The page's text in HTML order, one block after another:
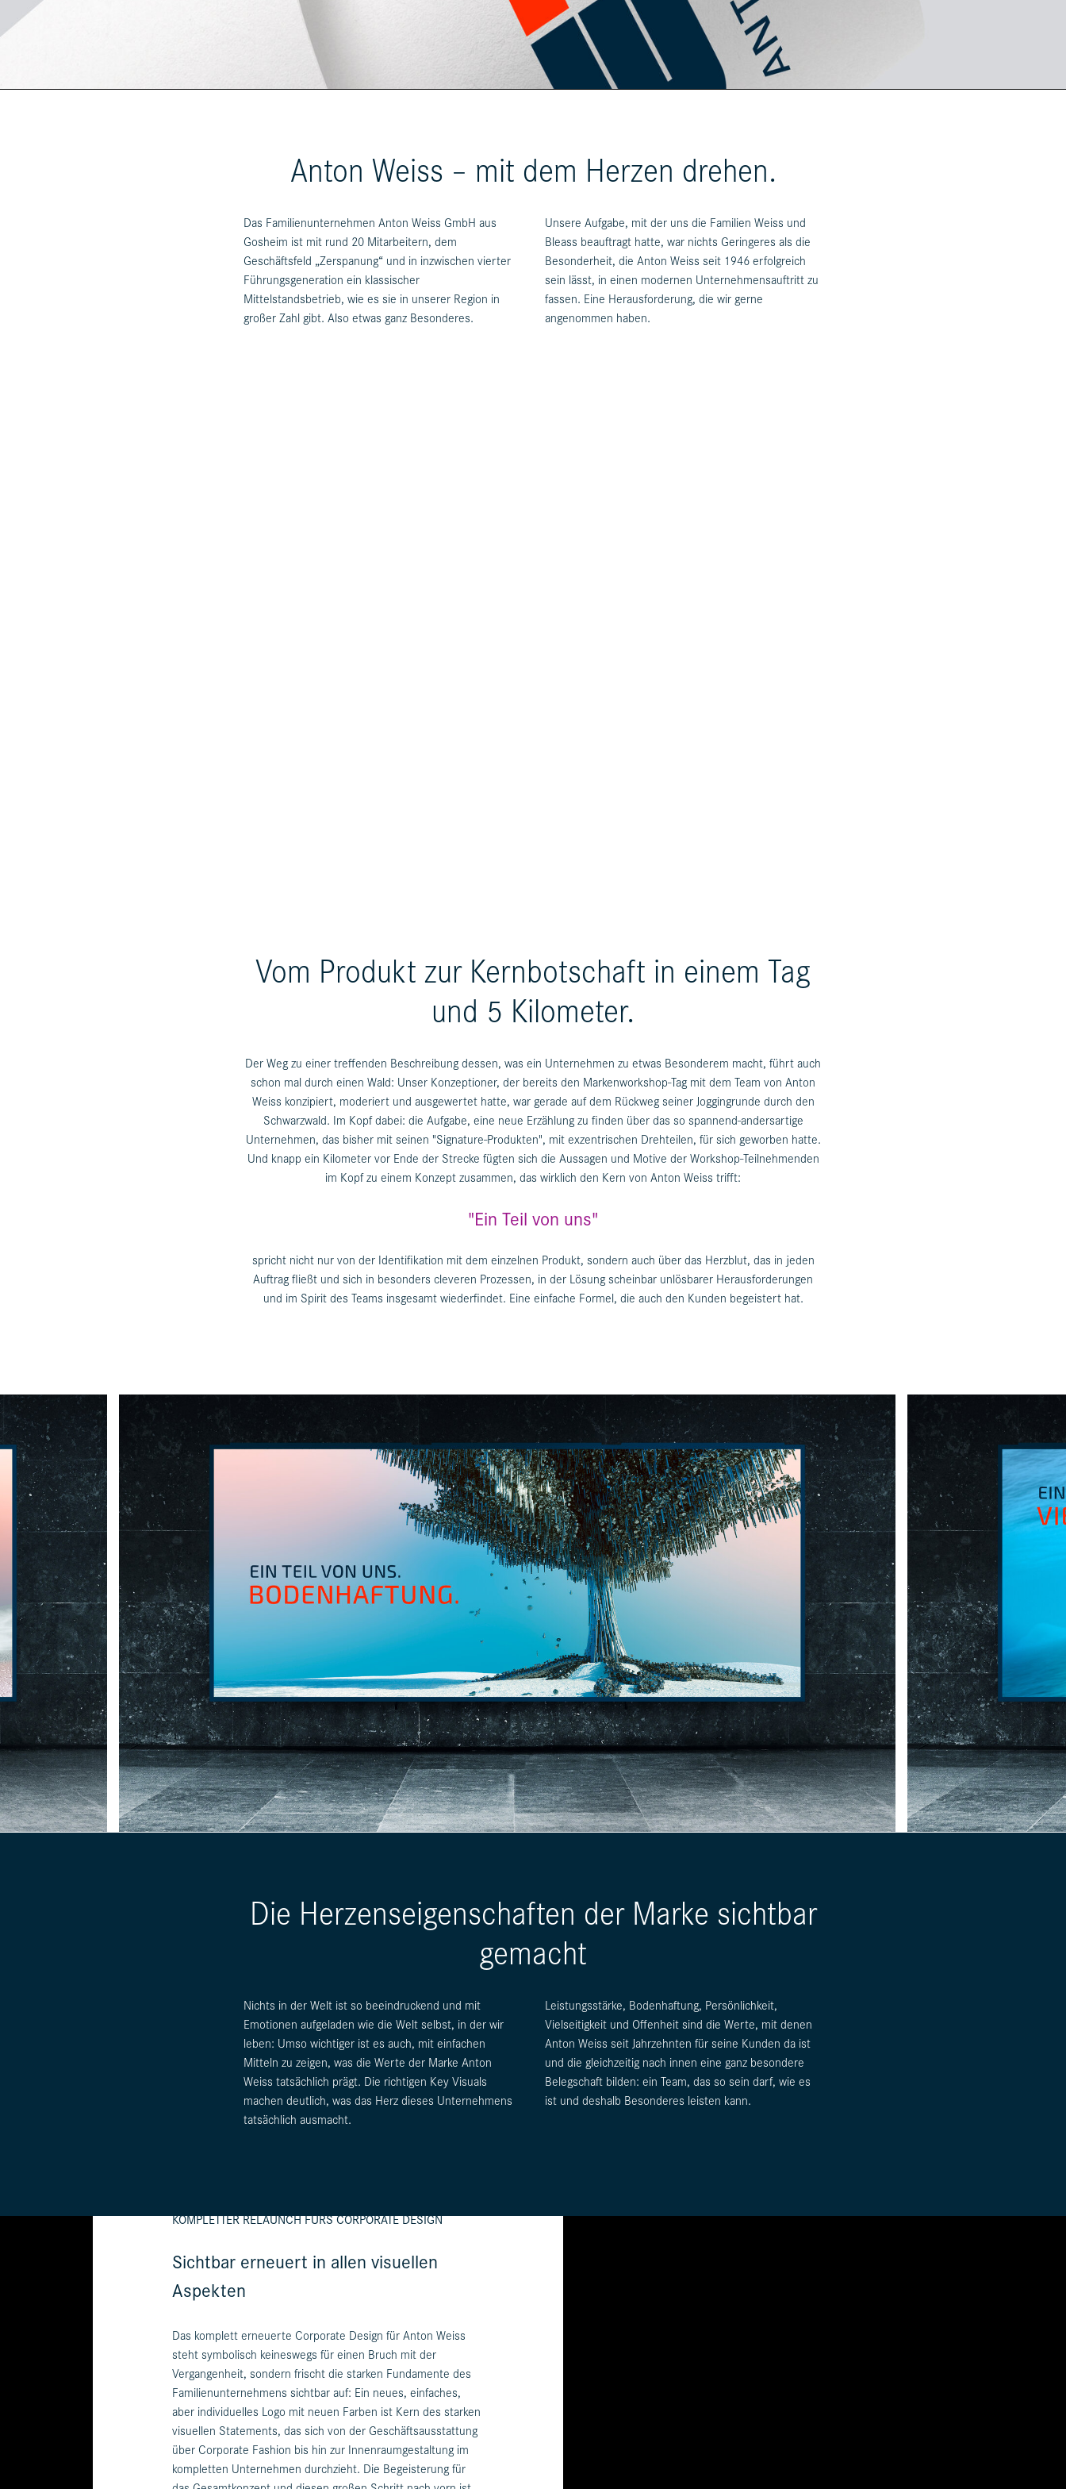
Anton Weiss – mit dem Herzen drehen.
Das Familienunternehmen Anton Weiss GmbH aus
Gosheim ist mit rund 20 Mitarbeitern, dem
Geschäftsfeld „Zerspanung“ und in inzwischen vierter
Führungsgeneration ein klassischer
Mittelstandsbetrieb, wie es sie in unserer Region in
großer Zahl gibt. Also etwas ganz Besonderes.
Unsere Aufgabe, mit der uns die Familien Weiss und
Bleass beauftragt hatte, war nichts Geringeres als die
Besonderheit, die Anton Weiss seit 1946 erfolgreich
sein lässt, in einen modernen Unternehmensauftritt zu
fassen. Eine Herausforderung, die wir gerne
angenommen haben.
Vom Produkt zur Kernbotschaft in einem Tag
und 5 Kilometer.
Der Weg zu einer treffenden Beschreibung dessen, was ein Unternehmen zu etwas Besonderem macht, führt auch
schon mal durch einen Wald: Unser Konzeptioner, der bereits den Markenworkshop-Tag mit dem Team von Anton
Weiss konzipiert, moderiert und ausgewertet hatte, war gerade auf dem Rückweg seiner Joggingrunde durch den
Schwarzwald. Im Kopf dabei: die Aufgabe, eine neue Erzählung zu finden über das so spannend-andersartige
Unternehmen, das bisher mit seinen "Signature-Produkten", mit exzentrischen Drehteilen, für sich geworben hatte.
Und knapp ein Kilometer vor Ende der Strecke fügten sich die Aussagen und Motive der Workshop-Teilnehmenden
im Kopf zu einem Konzept zusammen, das wirklich den Kern von Anton Weiss trifft:
"Ein Teil von uns"
spricht nicht nur von der Identifikation mit dem einzelnen Produkt, sondern auch über das Herzblut, das in jeden
Auftrag fließt und sich in besonders cleveren Prozessen, in der Lösung scheinbar unlösbarer Herausforderungen
und im Spirit des Teams insgesamt wiederfindet. Eine einfache Formel, die auch den Kunden begeistert hat.
Die Herzenseigenschaften der Marke sichtbar
gemacht
Nichts in der Welt ist so beeindruckend und mit
Emotionen aufgeladen wie die Welt selbst, in der wir
leben: Umso wichtiger ist es auch, mit einfachen
Mitteln zu zeigen, was die Werte der Marke Anton
Weiss tatsächlich prägt. Die richtigen Key Visuals
machen deutlich, was das Herz dieses Unternehmens
tatsächlich ausmacht.
Leistungsstärke, Bodenhaftung, Persönlichkeit,
Vielseitigkeit und Offenheit sind die Werte, mit denen
Anton Weiss seit Jahrzehnten für seine Kunden da ist
und die gleichzeitig nach innen eine ganz besondere
Belegschaft bilden: ein Team, das so sein darf, wie es
ist und deshalb Besonderes leisten kann.
KOMPLETTER RELAUNCH FÜRS CORPORATE DESIGN
Sichtbar erneuert in allen visuellen
Aspekten
Das komplett erneuerte Corporate Design für Anton Weiss
steht symbolisch keineswegs für einen Bruch mit der
Vergangenheit, sondern frischt die starken Fundamente des
Familienunternehmens sichtbar auf: Ein neues, einfaches,
aber individuelles Logo mit neuen Farben ist Kern des starken
visuellen Statements, das sich von der Geschäftsausstattung
über Corporate Fashion bis hin zur Innenraumgestaltung im
kompletten Unternehmen durchzieht. Die Begeisterung für